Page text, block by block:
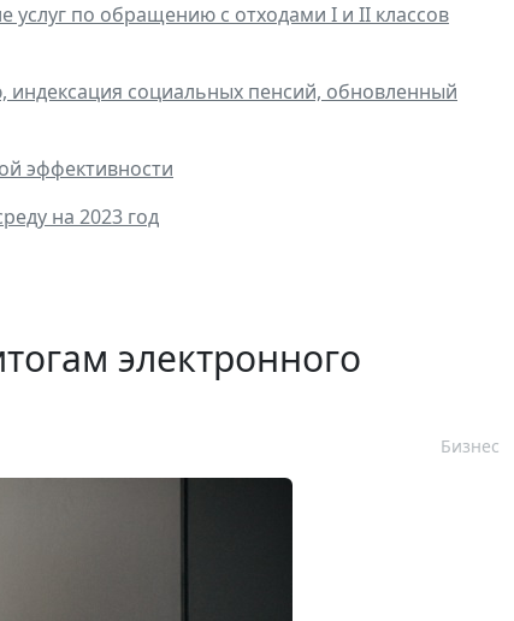
услуг по обращению с отходами I и II классов
индексация социальных пенсий, обновленный
эффективности
на 2023 год
электронного
Бизнес